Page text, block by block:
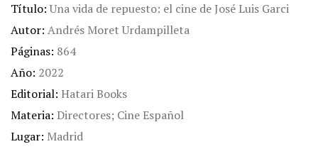
Título Una vida de repuesto: el cine de José Luis Garci
Autor Andrés Moret Urdampilleta
Páginas 864
Año 2022
Editorial Hatari Books
Materia Directores; Cine Español
Lugar Madrid